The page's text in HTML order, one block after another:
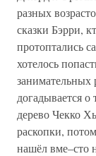
разных
сказки Бэрри,
протоптались
хотелось
занимательных
догадывается
дерево Чекко
раскопки,
нашёл вме–сто